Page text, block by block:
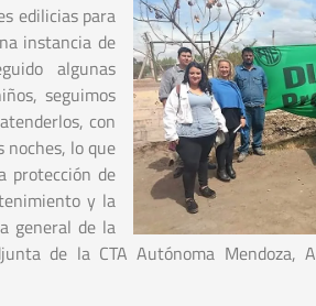
edilicias para
instancia de
algunas
seguimos
con
noches, lo que
protección de
y la
general de la
de la CTA Autónoma Mendoza,